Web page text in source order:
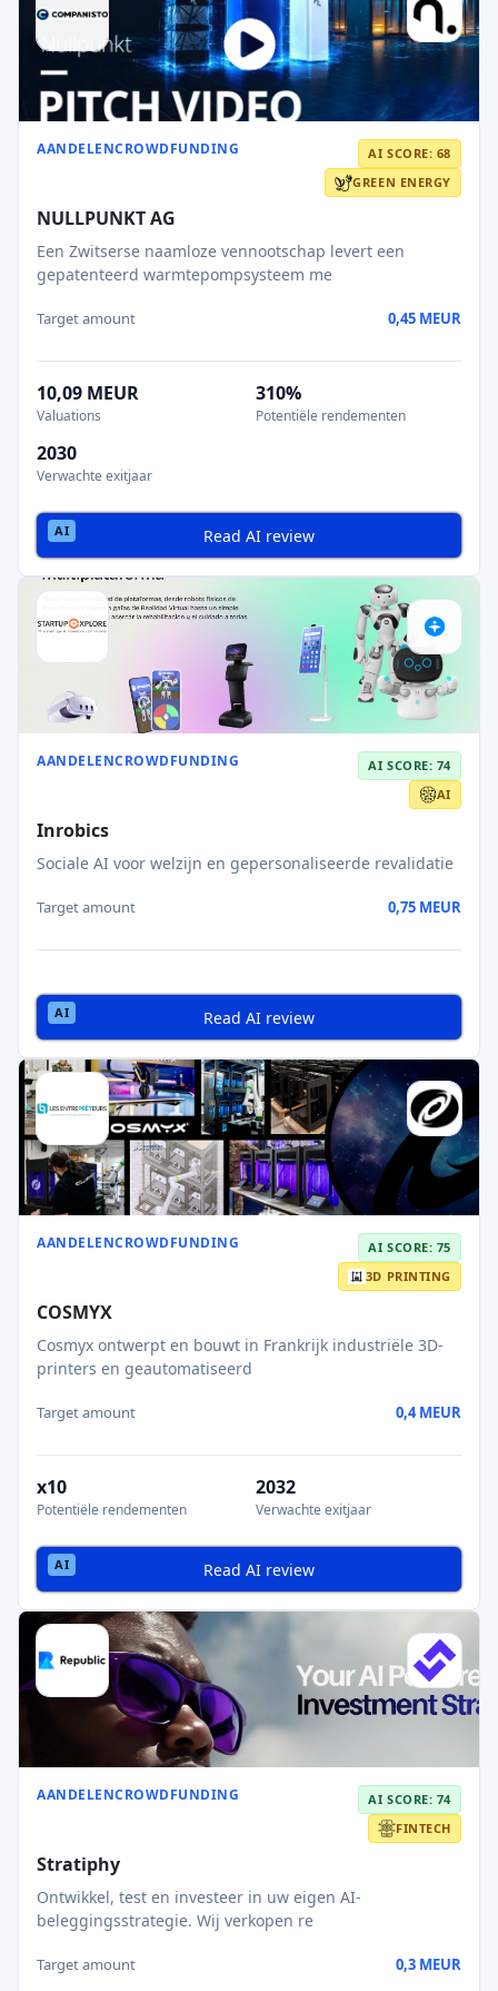
AANDELENCROWDFUNDING
AI SCORE: 68
GREEN ENERGY
NULLPUNKT AG
Een Zwitserse naamloze vennootschap levert een
gepatenteerd warmtepompsysteem me
Target amount 0,45 MEUR
10,09 MEUR
Valuations
310%
Potentiële rendementen
2030
Verwachte exitjaar
Read AI review
AANDELENCROWDFUNDING
AI SCORE: 74
AI
Inrobics
Sociale AI voor welzijn en gepersonaliseerde revalidatie
Target amount 0,75 MEUR
Read AI review
AANDELENCROWDFUNDING
AI SCORE: 75
3D PRINTING
COSMYX
Cosmyx ontwerpt en bouwt in Frankrijk industriële 3D-
printers en geautomatiseerd
Target amount 0,4 MEUR
x10
Potentiële rendementen
2032
Verwachte exitjaar
Read AI review
AANDELENCROWDFUNDING
AI SCORE: 74
FINTECH
Stratiphy
Ontwikkel, test en investeer in uw eigen AI-
beleggingsstrategie. Wij verkopen re
Target amount 0,3 MEUR